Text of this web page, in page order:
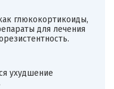
глюкокортикоиды,
для лечения
ухудшение